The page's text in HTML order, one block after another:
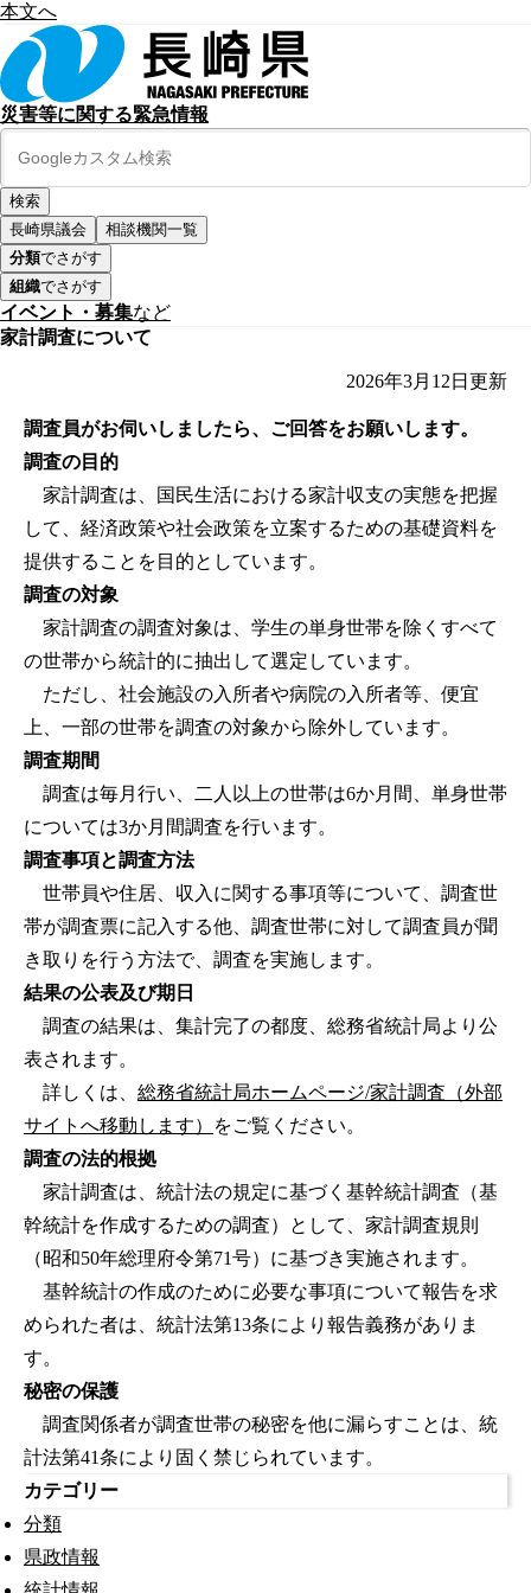
本文へ
災害等に関する緊急情報
長崎県議会
相談機関一覧
分類でさがす
組織でさがす
イベント・募集など
家計調査について
2026年3月12日 更新
調査員がお伺いしましたら、ご回答をお願いします。
調査の目的
家計調査は、国民生活における家計収支の実態を把握
して、経済政策や社会政策を立案するための基礎資料を
提供することを目的としています。
調査の対象
家計調査の調査対象は、学生の単身世帯を除くすべて
の世帯から統計的に抽出して選定しています。
ただし、社会施設の入所者や病院の入所者等、便宜
上、一部の世帯を調査の対象から除外しています。
調査期間
調査は毎月行い、二人以上の世帯は6か月間、単身世帯
については3か月間調査を行います。
調査事項と調査方法
世帯員や住居、収入に関する事項等について、調査世
帯が調査票に記入する他、調査世帯に対して調査員が聞
き取りを行う方法で、調査を実施します。
結果の公表及び期日
調査の結果は、集計完了の都度、総務省統計局より公
表されます。
詳しくは、 総務省統計局ホームページ/家計調査（外部
サイトへ移動します）
をご覧ください。
調査の法的根拠
家計調査は、統計法の規定に基づく基幹統計調査（基
幹統計を作成するための調査）として、家計調査規則
（昭和50年総理府令第71号）に基づき実施されます。
基幹統計の作成のために必要な事項について報告を求
められた者は、統計法第13条により報告義務がありま
す。
秘密の保護
調査関係者が調査世帯の秘密を他に漏らすことは、統
計法第41条により固く禁じられています。
カテゴリー
分類
県政情報